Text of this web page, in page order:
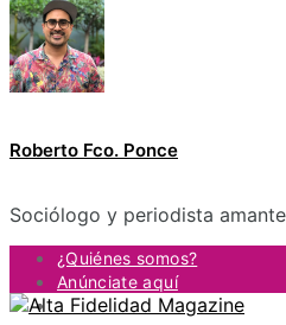
Roberto Fco. Ponce
Sociólogo y periodista
¿Quiénes somos?
Anúnciate aquí
Contacto